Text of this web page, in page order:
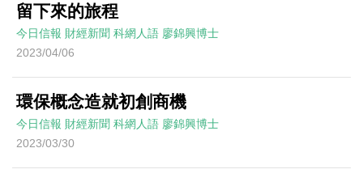
留下來的旅程
今日信報 財經新聞 科網人語 廖錦興博士
2023/04/06
環保概念造就初創商機
今日信報 財經新聞 科網人語 廖錦興博士
2023/03/30